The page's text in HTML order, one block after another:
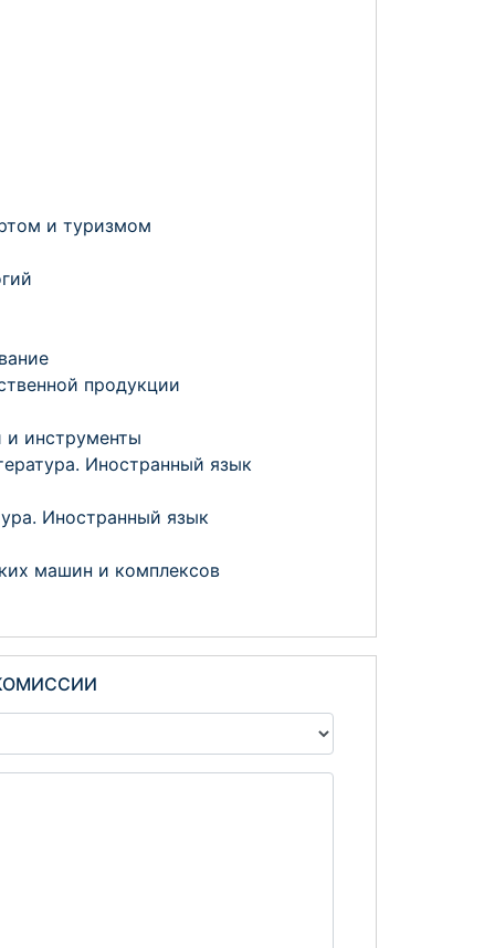
и туризмом
продукции
инструменты
Иностранный язык
Иностранный язык
машин и комплексов